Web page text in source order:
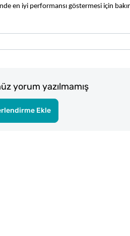
en iyi performansı göstermesi için
yorum yazılmamış
Ekle